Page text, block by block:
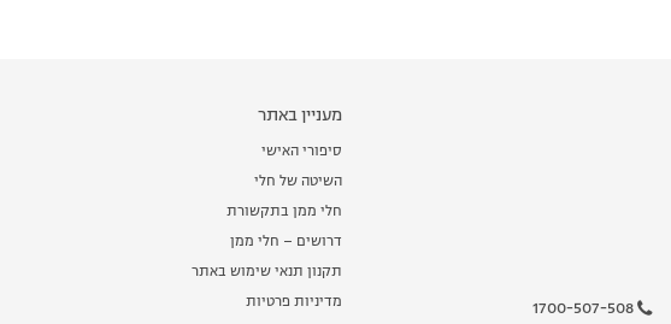
1700-507-508
מעניין באתר
סיפורי האישי
השיטה של חלי
חלי ממן בתקשורת
דרושים – חלי ממן
תקנון תנאי שימוש באתר
מדיניות פרטיות